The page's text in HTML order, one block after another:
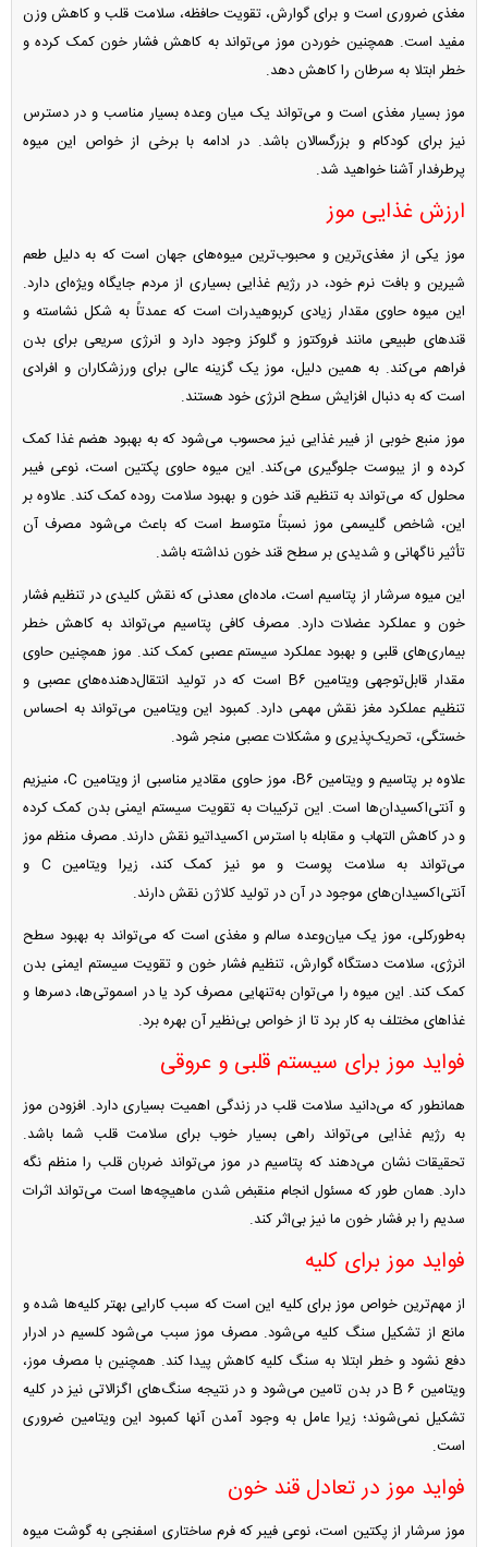
مغذی ضروری است و برای گوارش، تقویت حافظه، سلامت قلب و کاهش وزن
مفید است. همچنین خوردن موز می‌تواند به کاهش فشار خون کمک کرده و
خطر ابتلا به سرطان را کاهش دهد.
موز بسیار مغذی است و می‌تواند یک میان وعده بسیار مناسب و در دسترس
نیز برای کودکام و بزرگسالان باشد. در ادامه با برخی از خواص این میوه
پرطرفدار آشنا خواهید شد.
ارزش غذایی موز
موز یکی از مغذی‌ترین و محبوب‌ترین میوه‌های جهان است که به دلیل طعم
شیرین و بافت نرم خود، در رژیم غذایی بسیاری از مردم جایگاه ویژه‌ای دارد.
این میوه حاوی مقدار زیادی کربوهیدرات است که عمدتاً به شکل نشاسته و
قند‌های طبیعی مانند فروکتوز و گلوکز وجود دارد و انرژی سریعی برای بدن
فراهم می‌کند. به همین دلیل، موز یک گزینه عالی برای ورزشکاران و افرادی
است که به دنبال افزایش سطح انرژی خود هستند.
موز منبع خوبی از فیبر غذایی نیز محسوب می‌شود که به بهبود هضم غذا کمک
کرده و از یبوست جلوگیری می‌کند. این میوه حاوی پکتین است، نوعی فیبر
محلول که می‌تواند به تنظیم قند خون و بهبود سلامت روده کمک کند. علاوه بر
این، شاخص گلیسمی موز نسبتاً متوسط است که باعث می‌شود مصرف آن
تأثیر ناگهانی و شدیدی بر سطح قند خون نداشته باشد.
این میوه سرشار از پتاسیم است، ماده‌ای معدنی که نقش کلیدی در تنظیم فشار
خون و عملکرد عضلات دارد. مصرف کافی پتاسیم می‌تواند به کاهش خطر
بیماری‌های قلبی و بهبود عملکرد سیستم عصبی کمک کند. موز همچنین حاوی
مقدار قابل‌توجهی ویتامین B۶ است که در تولید انتقال‌دهنده‌های عصبی و
تنظیم عملکرد مغز نقش مهمی دارد. کمبود این ویتامین می‌تواند به احساس
خستگی، تحریک‌پذیری و مشکلات عصبی منجر شود.
علاوه بر پتاسیم و ویتامین B۶، موز حاوی مقادیر مناسبی از ویتامین C، منیزیم
و آنتی‌اکسیدان‌ها است. این ترکیبات به تقویت سیستم ایمنی بدن کمک کرده
و در کاهش التهاب و مقابله با استرس اکسیداتیو نقش دارند. مصرف منظم موز
می‌تواند به سلامت پوست و مو نیز کمک کند، زیرا ویتامین C و
آنتی‌اکسیدان‌های موجود در آن در تولید کلاژن نقش دارند.
به‌طورکلی، موز یک میان‌وعده سالم و مغذی است که می‌تواند به بهبود سطح
انرژی، سلامت دستگاه گوارش، تنظیم فشار خون و تقویت سیستم ایمنی بدن
کمک کند. این میوه را می‌توان به‌تنهایی مصرف کرد یا در اسموتی‌ها، دسر‌ها و
غذا‌های مختلف به کار برد تا از خواص بی‌نظیر آن بهره برد.
فواید موز برای سیستم قلبی و عروقی
همانطور که می‌دانید سلامت قلب در زندگی اهمیت بسیاری دارد. افزودن موز
به رژیم غذایی می‌تواند راهی بسیار خوب برای سلامت قلب شما باشد.
تحقیقات نشان می‌دهند که پتاسیم در موز می‌تواند ضربان قلب را منظم نگه
دارد. همان طور که مسئول انجام منقبض شدن ماهیچه‌ها است می‌تواند اثرات
سدیم را بر فشار خون ما نیز بی‌اثر کند.
فواید موز برای کلیه
از مهم‌ترین خواص موز برای کلیه این است که سبب کارایی بهتر کلیه‌ها شده و
مانع از تشکیل سنگ کلیه می‌شود. مصرف موز سبب می‌شود کلسیم در ادرار
دفع نشود و خطر ابتلا به سنگ کلیه کاهش پیدا کند. همچنین با مصرف موز،
ویتامین ۶ B در بدن تامین می‌شود و در نتیجه سنگ‌های اگزالاتی نیز در کلیه
تشکیل نمی‌شوند؛ زیرا عامل به وجود آمدن آنها کمبود این ویتامین ضروری
است.
فواید موز در تعادل قند خون
موز سرشار از پکتین است، نوعی فیبر که فرم ساختاری اسفنجی به گوشت میوه